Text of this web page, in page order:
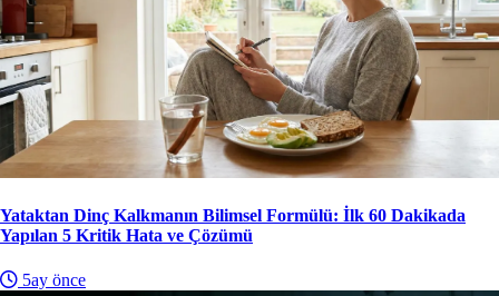
Yataktan Dinç Kalkmanın Bilimsel Formülü: İlk 60 Dakikada
Yapılan 5 Kritik Hata ve Çözümü
5ay önce